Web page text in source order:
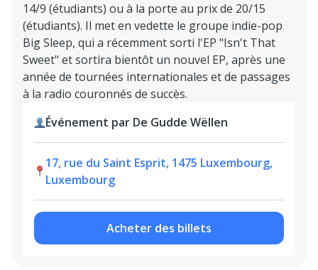
14/9 (étudiants) ou à la porte au prix de 20/15
(étudiants). Il met en vedette le groupe indie-pop
Big Sleep, qui a récemment sorti l'EP "Isn't That
Sweet" et sortira bientôt un nouvel EP, après une
année de tournées internationales et de passages
à la radio couronnés de succès.
Événement par De Gudde Wëllen
17, rue du Saint Esprit, 1475 Luxembourg,
Luxembourg
Acheter des billets